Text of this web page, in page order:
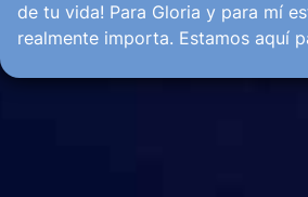
de tu vida! Para Gloria y para mí
realmente importa. Estamos aquí